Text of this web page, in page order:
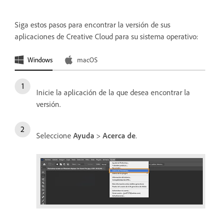
Siga estos pasos para encontrar la versión de sus
aplicaciones de Creative Cloud para su sistema operativo:
Windows macOS
Inicie la aplicación de la que desea encontrar la
versión.
Seleccione Ayuda > Acerca de.